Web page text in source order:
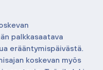
palkkasaatava
erääntymispäivästä.
koskevan myös